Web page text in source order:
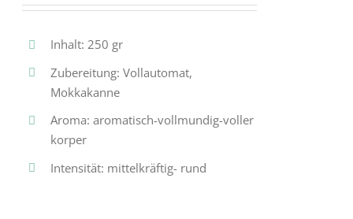
Inhalt: 250 gr
Zubereitung: Vollautomat,
Mokkakanne
Aroma: aromatisch-vollmundig-voller
korper
Intensität: mittelkräftig- rund